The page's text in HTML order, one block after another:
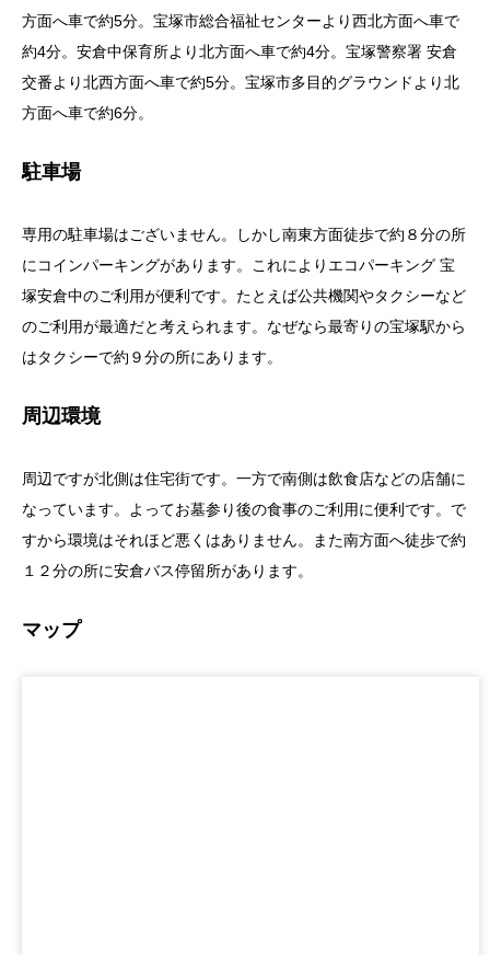
方面へ車で約5分。宝塚市総合福祉センターより西北方面へ車で
約4分。安倉中保育所より北方面へ車で約4分。宝塚警察署 安倉
交番より北西方面へ車で約5分。宝塚市多目的グラウンドより北
方面へ車で約6分。
駐車場
専用の駐車場はございません。しかし南東方面徒歩で約８分の所
にコインパーキングがあります。これによりエコパーキング 宝
塚安倉中のご利用が便利です。たとえば公共機関やタクシーなど
のご利用が最適だと考えられます。なぜなら最寄りの宝塚駅から
はタクシーで約９分の所にあります。
周辺環境
周辺ですが北側は住宅街です。一方で南側は飲食店などの店舗に
なっています。よってお墓参り後の食事のご利用に便利です。で
すから環境はそれほど悪くはありません。また南方面へ徒歩で約
１２分の所に安倉バス停留所があります。
マップ